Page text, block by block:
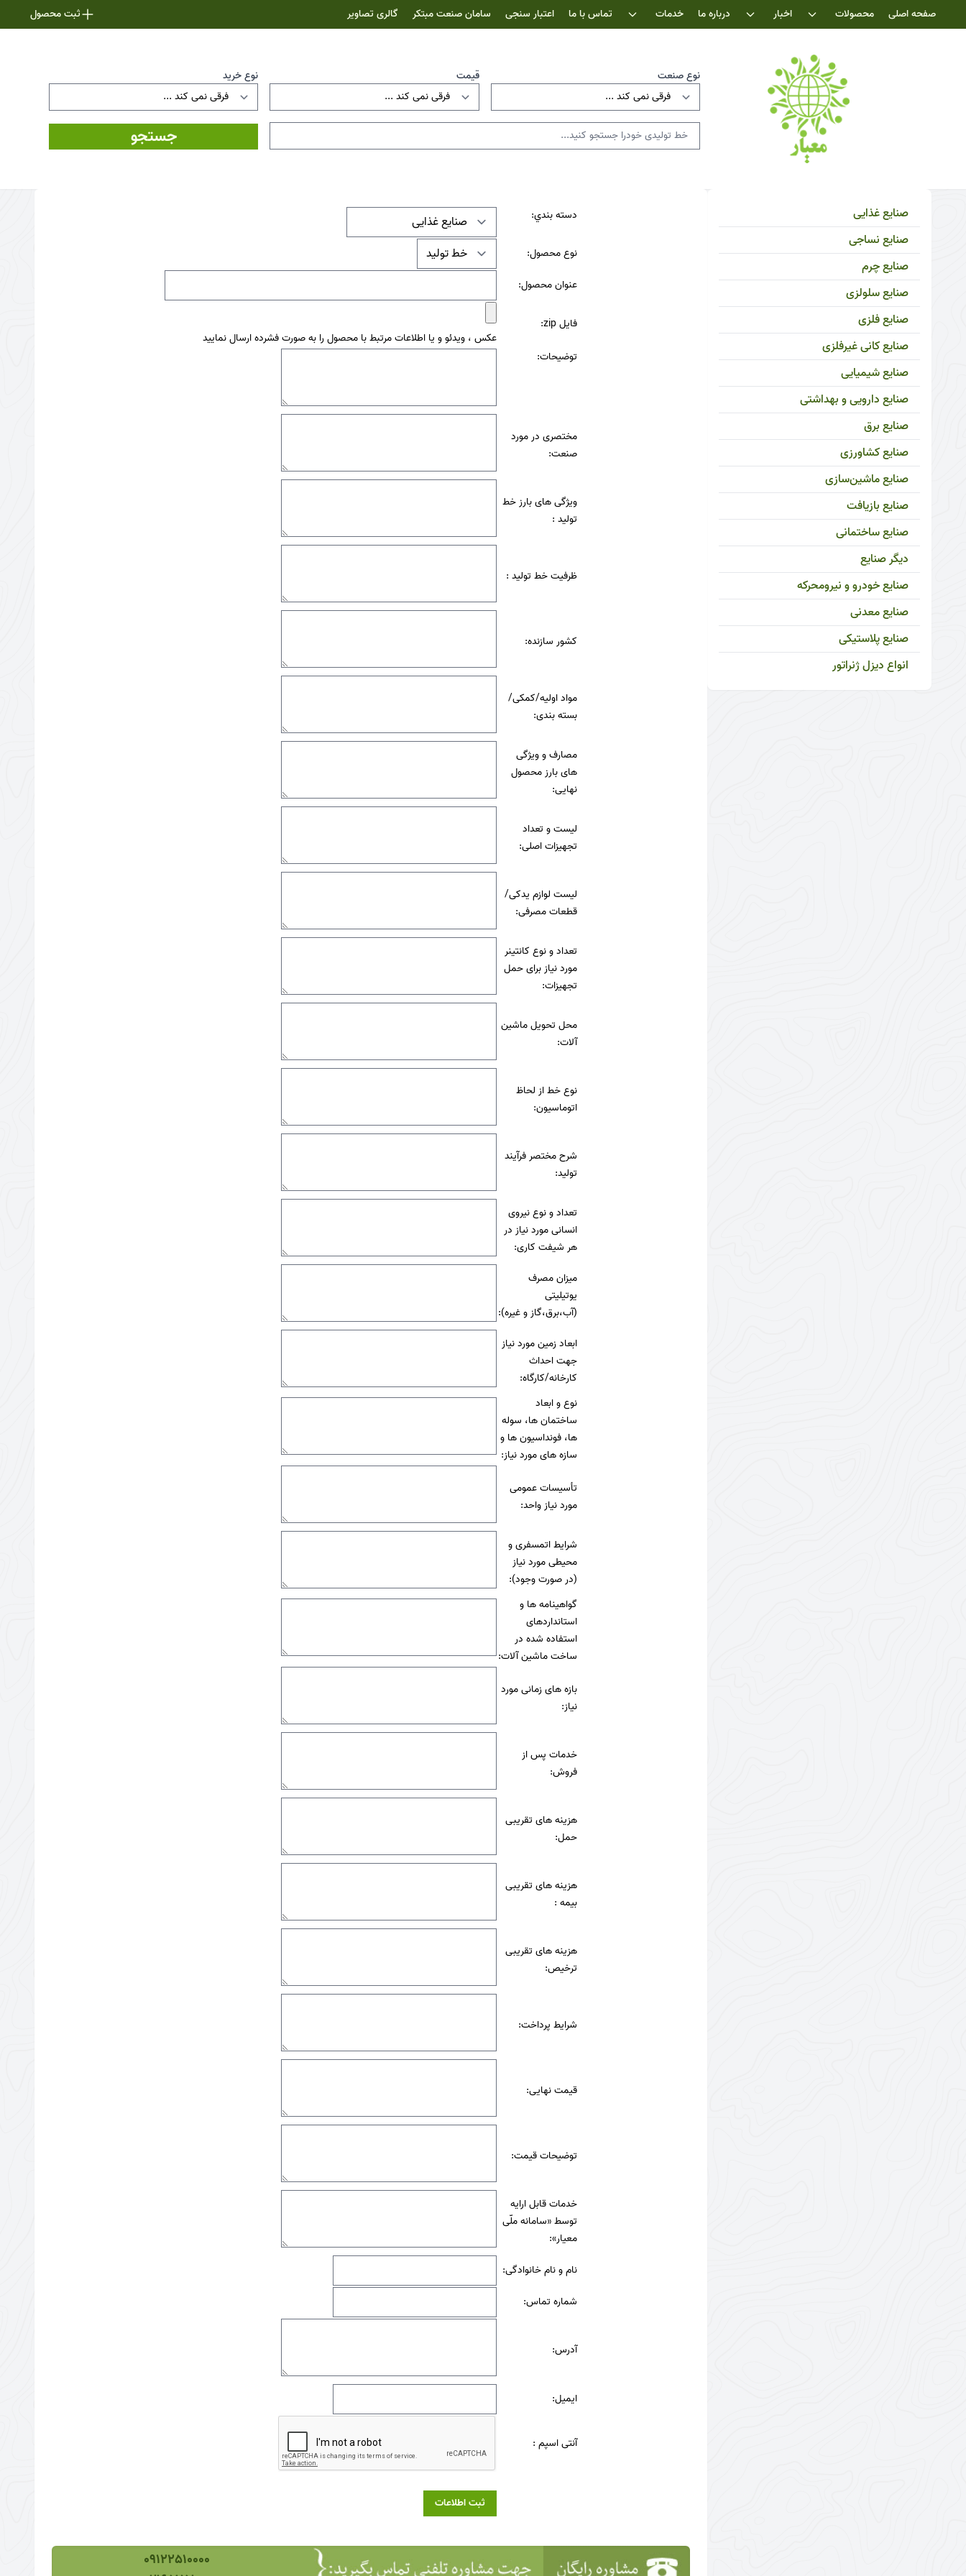
صفحه اصلی محصولات اخبار درباره ما خدمات تماس با ما اعتبار سنجی سامان صنعت مبتکر گالری تصاویر ثبت محصول
نوع صنعت قیمت نوع خرید
جستجو
صنایع غذایی
صنایع نساجی
صنایع چرم
صنایع سلولزی
صنایع فلزی
صنایع کانی غیرفلزی
صنایع شیمیایی
صنایع دارویی و بهداشتی
صنایع برق
صنایع کشاورزی
صنایع ماشین‌سازی
صنایع بازیافت
صنایع ساختمانی
دیگر صنایع
صنایع خودرو و نیرومحرکه
صنایع معدنی
صنایع پلاستیکی
انواع دیزل ژنراتور
دسته بندي:
نوع محصول:
عنوان محصول:
فایل zip:
عکس ، ویدئو و یا اطلاعات مرتبط با محصول را به صورت فشرده ارسال نمایید
توضیحات:
مختصری در مورد
صنعت:
ویژگی های بارز خط
تولید :
ظرفیت خط تولید :
کشور سازنده:
مواد اولیه/کمکی/
بسته بندی:
مصارف و ویژگی
های بارز محصول
نهایی:
لیست و تعداد
تجهیزات اصلی:
لیست لوازم یدکی/
قطعات مصرفی:
تعداد و نوع کانتینر
مورد نیاز برای حمل
تجهیزات:
محل تحویل ماشین
آلات:
نوع خط از لحاظ
اتوماسیون:
شرح مختصر فرآیند
تولید:
تعداد و نوع نیروی
انسانی مورد نیاز در
هر شیفت کاری:
میزان مصرف
یوتیلیتی
(آب،برق،گاز و غیره):
ابعاد زمین مورد نیاز
جهت احداث
کارخانه/کارگاه:
نوع و ابعاد
ساختمان ها، سوله
ها، فونداسیون ها و
سازه های مورد نیاز:
تأسیسات عمومی
مورد نیاز واحد:
شرایط اتمسفری و
محیطی مورد نیاز
(در صورت وجود):
گواهینامه ها و
استانداردهای
استفاده شده در
ساخت ماشین آلات:
بازه های زمانی مورد
نیاز:
خدمات پس از
فروش:
هزینه های تقریبی
حمل:
هزینه های تقریبی
بیمه :
هزینه های تقریبی
ترخیص:
شرایط پرداخت:
قیمت نهایی:
توضیحات قیمت:
خدمات قابل ارایه
توسط «سامانه ملّی
معیار»:
نام و نام خانوادگی:
شماره تماس:
آدرس:
ایمیل:
آنتی اسپم :
09122510000